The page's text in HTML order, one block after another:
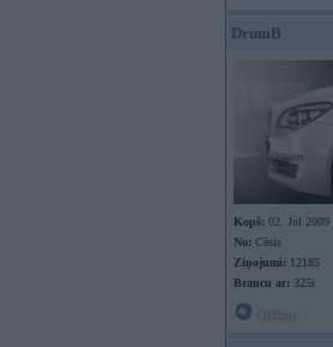
DrumB
Kopš: 02. Jul 2009
No: Cēsis
Ziņojumi: 12185
Braucu ar: 325i